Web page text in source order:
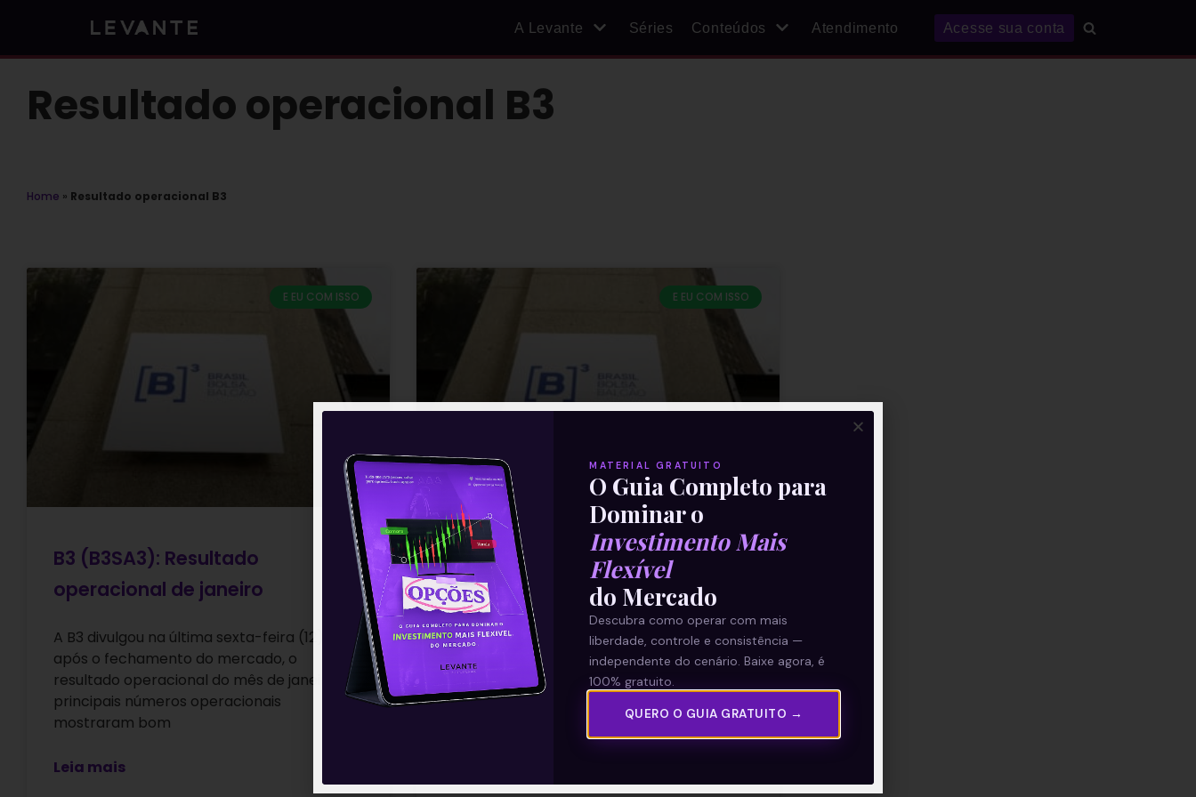
A Levante Séries Conteúdos Atendimento Acesse sua conta
Resultado operacional B3
Home » Resultado operacional B3
E EU COM ISSO
B3 (B3SA3): Resultado
operacional de janeiro
A B3 divulgou na última sexta-feira (12),
após o fechamento do mercado, o
resultado operacional do mês de janeiro. Os
principais números operacionais
mostraram bom
Leia mais
E EU COM ISSO
B3 (B3SA3): Resultado
operacional de dezembro de
2020
A B3 (B3SA3) divulgou nesta quinta-feira
(21) após o fechamento do mercado o
resultado operacional de dezembro de
2020. Os números foram bons, com forte
MATERIAL GRATUITO
O Guia Completo para
Dominar o
Investimento Mais
Flexível
do Mercado
Descubra como operar com mais
liberdade, controle e consistência —
independente do cenário. Baixe agora, é
100% gratuito.
QUERO O GUIA GRATUITO →